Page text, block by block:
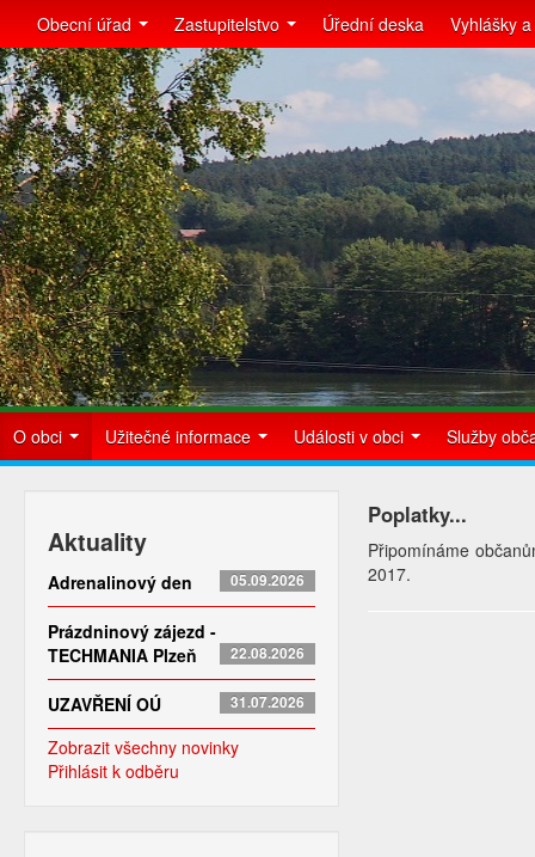
Obecní úřad Zastupitelstvo Úřední deska Vyhlášky
O obci Užitečné informace Události v obci Služby
Aktuality
Adrenalinový den 05.09.2026
Prázdninový zájezd -
TECHMANIA Plzeň
22.08.2026
UZAVŘENÍ OÚ 31.07.2026
Zobrazit všechny novinky
Přihlásit k odběru
Poplatky...
Připomínáme
2017.